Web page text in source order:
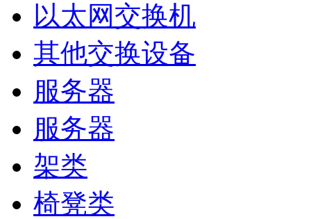
以太网交换机
其他交换设备
服务器
服务器
架类
椅凳类